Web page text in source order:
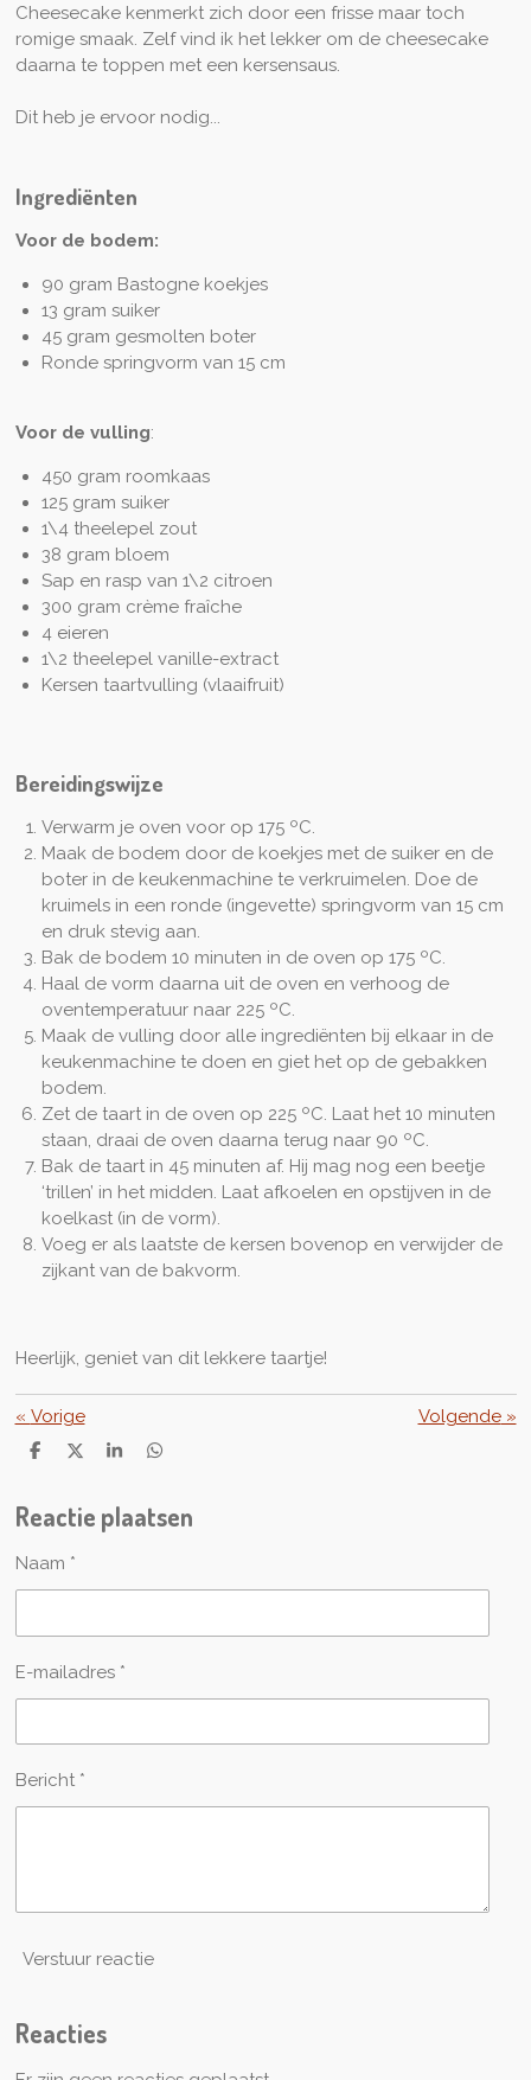
Cheesecake kenmerkt zich door een frisse maar toch
romige smaak. Zelf vind ik het lekker om de cheesecake
daarna te toppen met een kersensaus.
Dit heb je ervoor nodig...
Ingrediënten
Voor de bodem:
90 gram Bastogne koekjes
13 gram suiker
45 gram gesmolten boter
Ronde springvorm van 15 cm
Voor de vulling:
450 gram roomkaas
125 gram suiker
1\4 theelepel zout
38 gram bloem
Sap en rasp van 1\2 citroen
300 gram crème fraîche
4 eieren
1\2 theelepel vanille-extract
Kersen taartvulling (vlaaifruit)
Bereidingswijze
Verwarm je oven voor op 175 ºC.
Maak de bodem door de koekjes met de suiker en de
boter in de keukenmachine te verkruimelen. Doe de
kruimels in een ronde (ingevette) springvorm van 15 cm
en druk stevig aan.
Bak de bodem 10 minuten in de oven op 175 ºC.
Haal de vorm daarna uit de oven en verhoog de
oventemperatuur naar 225 ºC.
Maak de vulling door alle ingrediënten bij elkaar in de
keukenmachine te doen en giet het op de gebakken
bodem.
Zet de taart in de oven op 225 ºC. Laat het 10 minuten
staan, draai de oven daarna terug naar 90 ºC.
Bak de taart in 45 minuten af. Hij mag nog een beetje
‘trillen’ in het midden. Laat afkoelen en opstijven in de
koelkast (in de vorm).
Voeg er als laatste de kersen bovenop en verwijder de
zijkant van de bakvorm.
Heerlijk, geniet van dit lekkere taartje!
« Vorige Volgende»
D
e
n
D
l
S
r
e
D
e
n
Reactie plaatsen
Naam *
E-mailadres *
Bericht *
Verstuur reactie
Reacties